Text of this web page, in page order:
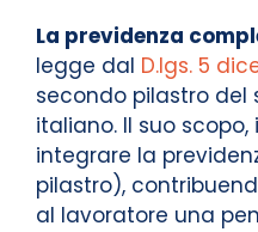
La previdenza
legge dal D.lgs. 5
secondo pilastro del
italiano. Il suo
integrare la
pilastro),
al lavoratore una